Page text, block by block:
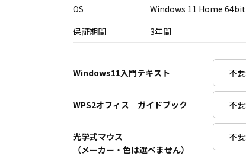
OS
Windows 11 Home 64bit
保証期間
3年間
Windows11入門テキスト
WPS2オフィス ガイドブック
光学式マウス
（メーカー・色は選べません）